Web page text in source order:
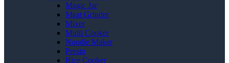
Magic Jar
Meat Grinder
Mixer
Multi Cooker
Noodle Maker
Presto
Rice Cooker